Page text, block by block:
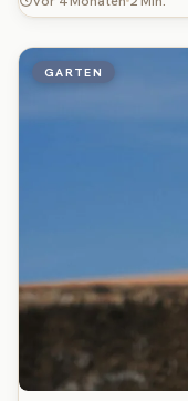
GARTEN